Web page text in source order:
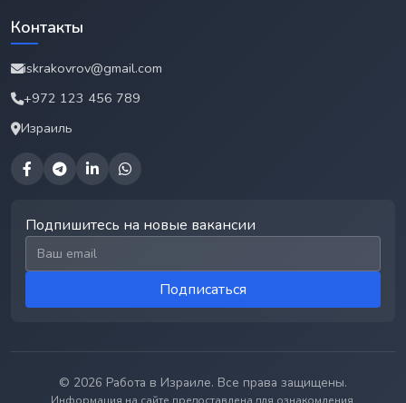
Контакты
iskrakovrov@gmail.com
+972 123 456 789
Израиль
Подпишитесь на новые вакансии
Email для подписки
Подписаться
© 2026 Работа в Израиле. Все права защищены.